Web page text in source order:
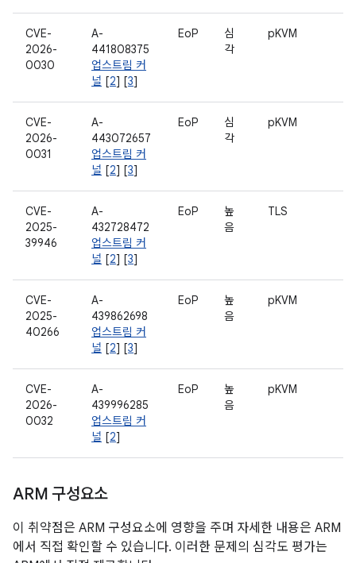
CVE-
2026-
0030
A-
441808375
업스트림 커
널 [2] [3]
EoP
심
각
pKVM
CVE-
2026-
0031
A-
443072657
업스트림 커
널 [2] [3]
EoP
심
각
pKVM
CVE-
2025-
39946
A-
432728472
업스트림 커
널 [2] [3]
EoP
높
음
TLS
CVE-
2025-
40266
A-
439862698
업스트림 커
널 [2] [3]
EoP
높
음
pKVM
CVE-
2026-
0032
A-
439996285
업스트림 커
널 [2]
EoP
높
음
pKVM
ARM 구성요소
이 취약점은 ARM 구성요소에 영향을 주며 자세한 내용은 ARM
에서 직접 확인할 수 있습니다. 이러한 문제의 심각도 평가는